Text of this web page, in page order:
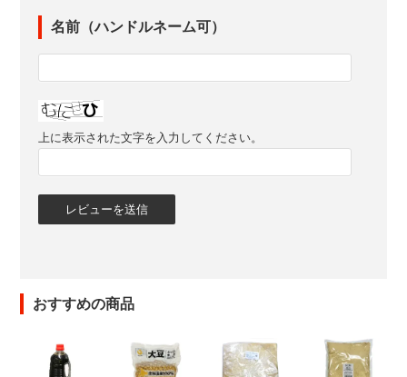
名前（ハンドルネーム可）
上に表示された文字を入力してください。
おすすめの商品